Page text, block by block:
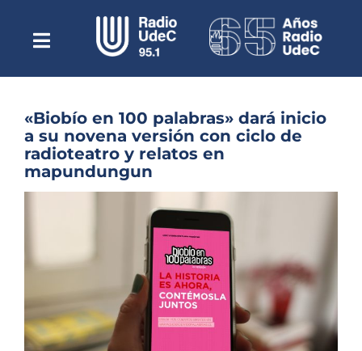
contenidoToggle
NavigationEscuchar Radio UdeC en vivo
Quiénes Somos
Programación
Noticias
Reportajes
Columnas
Música Clásica
Especiales
«Biobío en 100 palabras» dará inicio
a su novena versión con ciclo de
radioteatro y relatos en
mapundungun